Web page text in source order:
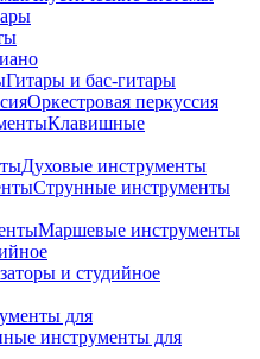
Гитары и бас-гитары
Оркестровая перкуссия
Клавишные
Духовые инструменты
Струнные инструменты
Маршевые инструменты
и студийное
для
инструменты для